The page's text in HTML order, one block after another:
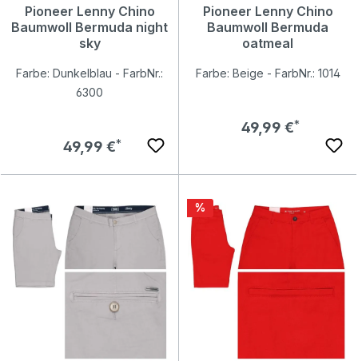
Pioneer Lenny Chino
Baumwoll Bermuda night
sky
Farbe: Dunkelblau - FarbNr.:
6300
Regulärer Preis:
49,99 €
Pioneer Lenny Chino
Baumwoll Bermuda
oatmeal
Farbe: Beige - FarbNr.: 1014
Regulärer Preis:
49,99 €
Rabatt
%